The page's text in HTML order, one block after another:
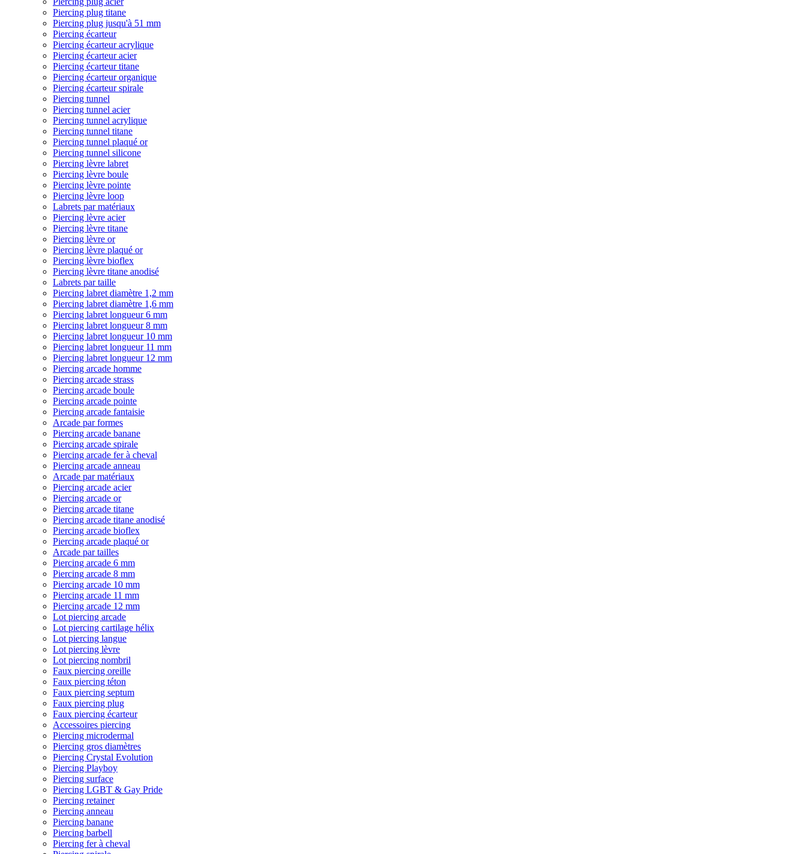
Piercing plug titane
Piercing plug jusqu'à 51 mm
Piercing écarteur
Piercing écarteur acrylique
Piercing écarteur acier
Piercing écarteur titane
Piercing écarteur organique
Piercing écarteur spirale
Piercing tunnel
Piercing tunnel acier
Piercing tunnel acrylique
Piercing tunnel titane
Piercing tunnel plaqué or
Piercing tunnel silicone
Piercing lèvre labret
Piercing lèvre boule
Piercing lèvre pointe
Piercing lèvre loop
Labrets par matériaux
Piercing lèvre acier
Piercing lèvre titane
Piercing lèvre or
Piercing lèvre plaqué or
Piercing lèvre bioflex
Piercing lèvre titane anodisé
Labrets par taille
Piercing labret diamètre 1,2 mm
Piercing labret diamètre 1,6 mm
Piercing labret longueur 6 mm
Piercing labret longueur 8 mm
Piercing labret longueur 10 mm
Piercing labret longueur 11 mm
Piercing labret longueur 12 mm
Piercing arcade homme
Piercing arcade strass
Piercing arcade boule
Piercing arcade pointe
Piercing arcade fantaisie
Arcade par formes
Piercing arcade banane
Piercing arcade spirale
Piercing arcade fer à cheval
Piercing arcade anneau
Arcade par matériaux
Piercing arcade acier
Piercing arcade or
Piercing arcade titane
Piercing arcade titane anodisé
Piercing arcade bioflex
Piercing arcade plaqué or
Arcade par tailles
Piercing arcade 6 mm
Piercing arcade 8 mm
Piercing arcade 10 mm
Piercing arcade 11 mm
Piercing arcade 12 mm
Lot piercing arcade
Lot piercing cartilage hélix
Lot piercing langue
Lot piercing lèvre
Lot piercing nombril
Faux piercing oreille
Faux piercing téton
Faux piercing septum
Faux piercing plug
Faux piercing écarteur
Accessoires piercing
Piercing microdermal
Piercing gros diamètres
Piercing Crystal Evolution
Piercing Playboy
Piercing surface
Piercing LGBT & Gay Pride
Piercing retainer
Piercing anneau
Piercing banane
Piercing barbell
Piercing fer à cheval